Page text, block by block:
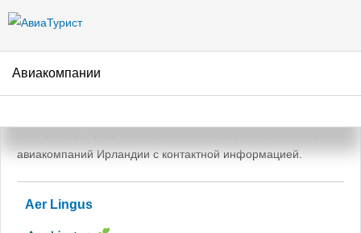
Авиакомпании
Авиакомпании Ирландии
авиакомпаний Ирландии с контактной информацией.
Aer Lingus